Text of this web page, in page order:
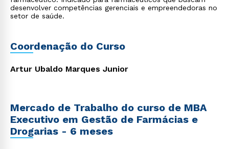
desenvolver competências gerenciais e empreendedoras no
setor de saúde.
Coordenação do Curso
Artur Ubaldo Marques Junior
Mercado de Trabalho do curso de MBA
Executivo em Gestão de Farmácias e
Drogarias - 6 meses